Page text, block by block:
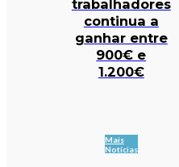
trabalhadores
continua a
ganhar entre
900€ e
1.200€
Mais
Notícias